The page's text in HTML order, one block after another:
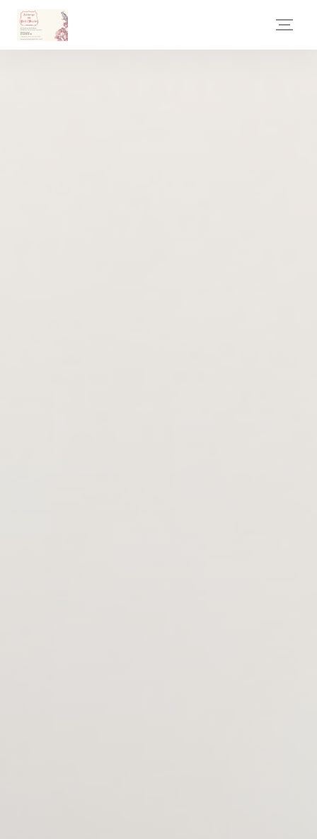
Cookies beheer paneel